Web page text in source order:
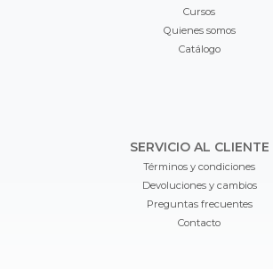
Cursos
Quienes somos
Catálogo
SERVICIO AL CLIENTE
Términos y condiciones
Devoluciones y cambios
Preguntas frecuentes
Contacto